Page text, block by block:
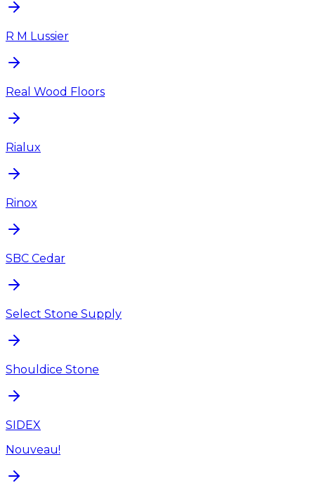
R M Lussier
Real Wood Floors
Rialux
Rinox
SBC Cedar
Select Stone Supply
Shouldice Stone
SIDEX
Nouveau!